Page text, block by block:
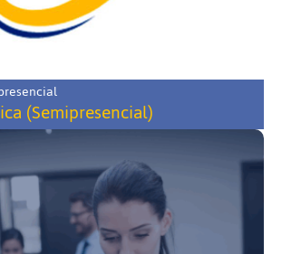
(Semipresencial)